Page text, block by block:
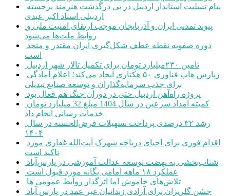
اردبیلی استاد اکبر عبدی
روابط ملت‌ها می‌شود
است
تامین ۲۳۰میلیارد تومان برای تکمیل تالار شهر اردبیل
برای جذب سرمایه‌گذاران و توسعه صنایع تبدیلی
پروژه راه‌آهن اردبیل حتی در دوران جنگ هم فعال بود
خدمات رسانی انجام داد
۱۴۰۴
تاکید است
شتاب‌بخشی به نهضت توسعه عدالت آموزشی در پارس‌آباد
عملکرد ۱۸ ماهه امامی یگانه مورد قبول است
تلاش‌های خاموش اما اثرگذار روابط عمومی ها